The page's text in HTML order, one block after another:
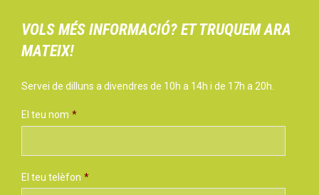
VOLS MÉS INFORMACIÓ? ET TRUQUEM ARA
MATEIX!
Servei de dilluns a divendres de 10h a 14h i de 17h a 20h.
El teu nom *
El teu telèfon *